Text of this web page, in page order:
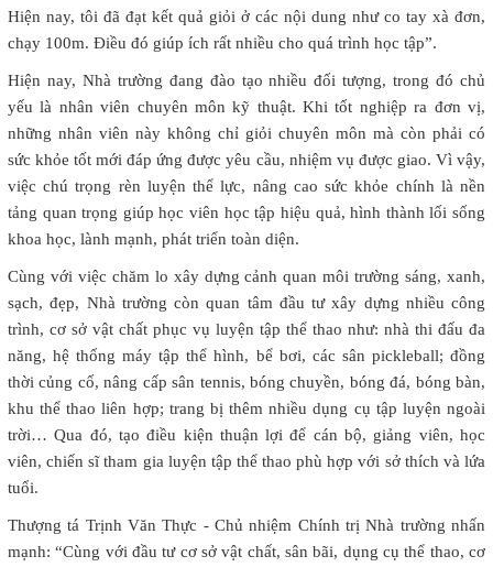
Hiện nay, tôi đã đạt kết quả giỏi ở các nội dung như co tay xà đơn,
chạy 100m. Điều đó giúp ích rất nhiều cho quá trình học tập”.
Hiện nay, Nhà trường đang đào tạo nhiều đối tượng, trong đó chủ
yếu là nhân viên chuyên môn kỹ thuật. Khi tốt nghiệp ra đơn vị,
những nhân viên này không chỉ giỏi chuyên môn mà còn phải có
sức khỏe tốt mới đáp ứng được yêu cầu, nhiệm vụ được giao. Vì vậy,
việc chú trọng rèn luyện thể lực, nâng cao sức khỏe chính là nền
tảng quan trọng giúp học viên học tập hiệu quả, hình thành lối sống
khoa học, lành mạnh, phát triển toàn diện.
Cùng với việc chăm lo xây dựng cảnh quan môi trường sáng, xanh,
sạch, đẹp, Nhà trường còn quan tâm đầu tư xây dựng nhiều công
trình, cơ sở vật chất phục vụ luyện tập thể thao như: nhà thi đấu đa
năng, hệ thống máy tập thể hình, bể bơi, các sân pickleball; đồng
thời củng cố, nâng cấp sân tennis, bóng chuyền, bóng đá, bóng bàn,
khu thể thao liên hợp; trang bị thêm nhiều dụng cụ tập luyện ngoài
trời… Qua đó, tạo điều kiện thuận lợi để cán bộ, giảng viên, học
viên, chiến sĩ tham gia luyện tập thể thao phù hợp với sở thích và lứa
tuổi.
Thượng tá Trịnh Văn Thực - Chủ nhiệm Chính trị Nhà trường nhấn
mạnh: “Cùng với đầu tư cơ sở vật chất, sân bãi, dụng cụ thể thao, cơ